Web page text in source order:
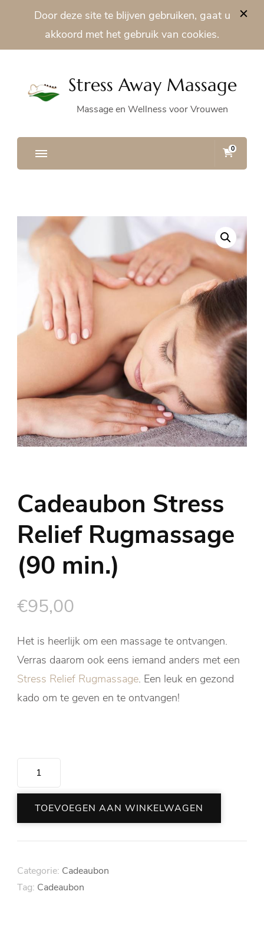
Door deze site te blijven gebruiken, gaat u
akkoord met het gebruik van cookies.
Stress Away Massage
Massage en Wellness voor Vrouwen
0
Cadeaubon Stress
Relief Rugmassage
(90 min.)
€95,00
Het is heerlijk om een massage te ontvangen.
Verras daarom ook eens iemand anders met een
Stress Relief Rugmassage. Een leuk en gezond
kado om te geven en te ontvangen!
Cadeaubon
Stress
Relief
Rugmassage
(90
aantal
TOEVOEGEN AAN WINKELWAGEN
Categorie: Cadeaubon
Tag: Cadeaubon